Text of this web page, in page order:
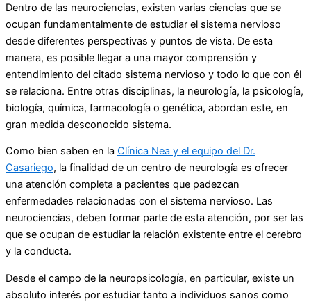
Dentro de las neurociencias, existen varias ciencias que se
ocupan fundamentalmente de estudiar el sistema nervioso
desde diferentes perspectivas y puntos de vista. De esta
manera, es posible llegar a una mayor comprensión y
entendimiento del citado sistema nervioso y todo lo que con él
se relaciona. Entre otras disciplinas, la neurología, la psicología,
biología, química, farmacología o genética, abordan este, en
gran medida desconocido sistema.
Como bien saben en la Clínica Nea y el equipo del Dr.
Casariego, la finalidad de un centro de neurología es ofrecer
una atención completa a pacientes que padezcan
enfermedades relacionadas con el sistema nervioso. Las
neurociencias, deben formar parte de esta atención, por ser las
que se ocupan de estudiar la relación existente entre el cerebro
y la conducta.
Desde el campo de la neuropsicología, en particular, existe un
absoluto interés por estudiar tanto a individuos sanos como